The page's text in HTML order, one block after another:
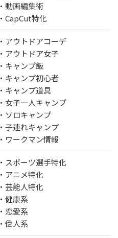
・動画編集術
・CapCut特化
・アウトドアコーデ
・アウトドア女子
・キャンプ飯
・キャンプ初心者
・キャンプ道具
・女子一人キャンプ
・ソロキャンプ
・子連れキャンプ
・ワークマン情報
・スポーツ選手特化
・アニメ特化
・芸能人特化
・健康系
・恋愛系
・偉人系